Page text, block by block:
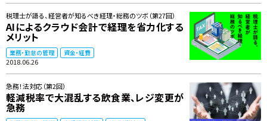
税理士が語る、経営者が知るべき経理・総務のツボ（第27回）
AIによるクラウド会計で経理を省力化する
メリット
業務・勤怠の管理 資金・経費
2018.06.26
急務！法対応（第2回）
軽減税率で大混乱する飲食業、レジ変更が
急務